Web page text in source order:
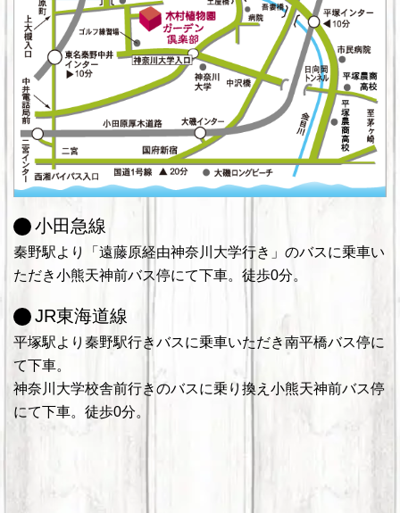
小田急線
秦野駅より「遠藤原経由神奈川大学行き」のバスに乗車い
ただき小熊天神前バス停にて下車。徒歩0分。
JR東海道線
平塚駅より秦野駅行きバスに乗車いただき南平橋バス停に
て下車。
神奈川大学校舎前行きのバスに乗り換え小熊天神前バス停
にて下車。徒歩0分。